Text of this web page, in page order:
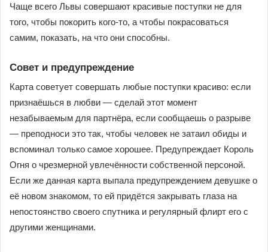
Чаще всего Львы совершают красивые поступки не для
того, чтобы покорить кого-то, а чтобы покрасоваться
самим, показать, на что они способны.
Совет и предупреждение
Карта советует совершать любые поступки красиво: если
признаёшься в любви — сделай этот момент
незабываемым для партнёра, если сообщаешь о разрыве
— преподноси это так, чтобы человек не затаил обиды и
вспоминал только самое хорошее. Предупреждает Король
Огня о чрезмерной увлечённости собственной персоной.
Если же данная карта выпала предупреждением девушке о
её новом знакомом, то ей придётся закрывать глаза на
непостоянство своего спутника и регулярный флирт его с
другими женщинами.